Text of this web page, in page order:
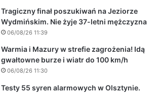
Tragiczny finał poszukiwań na Jeziorze
Wydmińskim. Nie żyje 37-letni mężczyzna
06/08/26 11:39
Warmia i Mazury w strefie zagrożenia! Idą
gwałtowne burze i wiatr do 100 km/h
06/08/26 11:30
Testy 55 syren alarmowych w Olsztynie.